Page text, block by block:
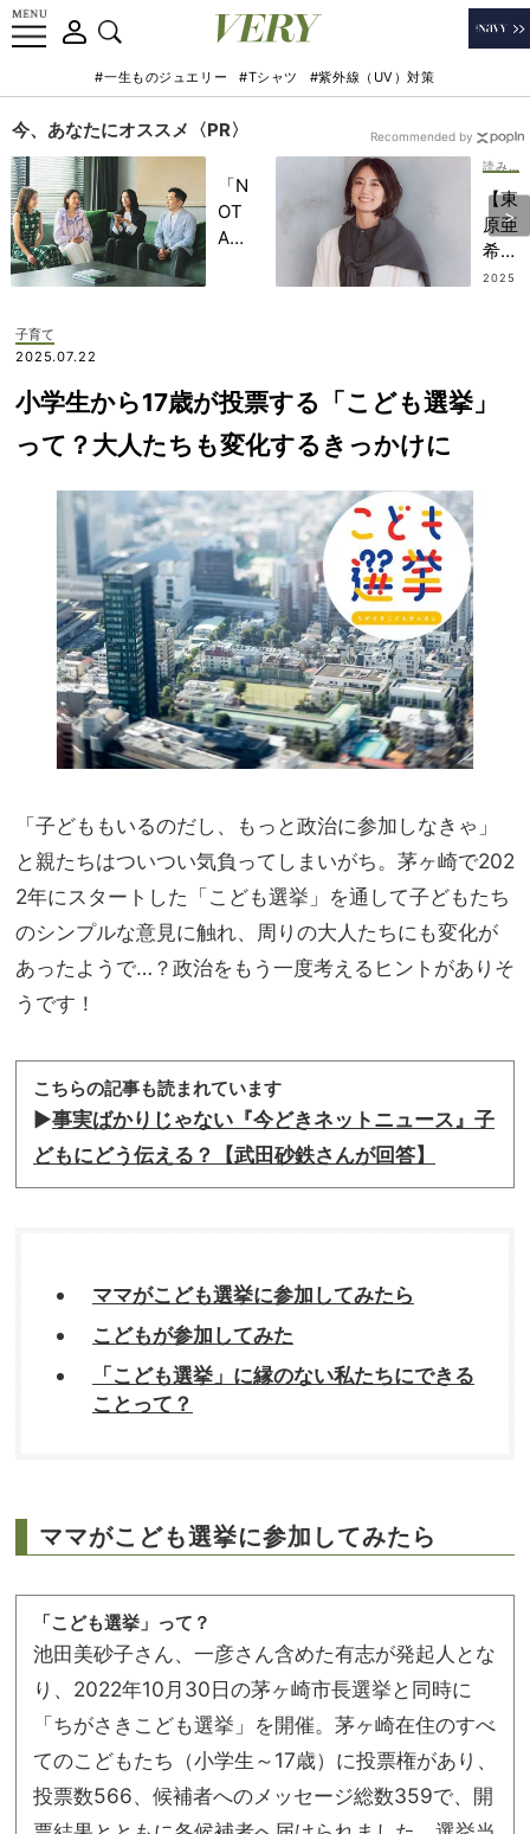
#一生ものジュエリー #Tシャツ #紫外線（UV）対策
今、あなたにオススメ〈PR〉
「N
OT
A
記憶
に一
生残
【極
上の
家族
旅】
を
【東
原亜
希さ
ん×
選挙
2025
Recommended by
子育て
2025.07.22
小学生から17歳が投票する「こども選挙」
って？大人たちも変化するきっかけに
「子どももいるのだし、もっと政治に参加しなきゃ」
と親たちはついつい気負ってしまいがち。茅ヶ崎で202
2年にスタートした「こども選挙」を通して子どもたち
のシンプルな意見に触れ、周りの大人たちにも変化が
あったようで…？政治をもう一度考えるヒントがありそ
うです！
こちらの記事も読まれています
▶︎事実ばかりじゃない『今どきネットニュース』子
どもにどう伝える？【武田砂鉄さんが回答】
ママがこども選挙に参加してみたら
こどもが参加してみた
「こども選挙」に縁のない私たちにできる
ことって？
ママがこども選挙に参加してみたら
「こども選挙」って？
池田美砂子さん、一彦さん含めた有志が発起人とな
り、2022年10月30日の茅ヶ崎市長選挙と同時に
「ちがさきこども選挙」を開催。茅ヶ崎在住のすべ
てのこどもたち（小学生～17歳）に投票権があり、
投票数566、候補者へのメッセージ総数359で、開